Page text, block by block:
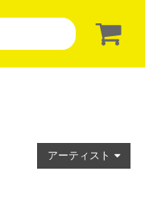
アーティスト